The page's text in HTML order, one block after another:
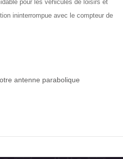
pour les véhicules de loisirs et
ininterrompue avec le compteur de
antenne parabolique